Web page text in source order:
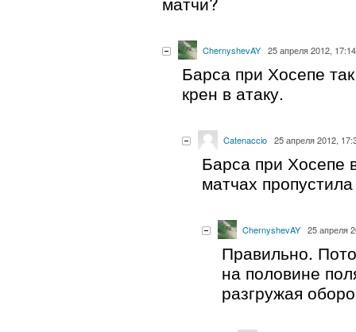
ChernyshevAY 25 апреля 2012, 17:14
Барса при Хосепе
крен в атаку.
Catenaccio 25 апреля 2012,
Барса при Хосепе
матчах
ChernyshevAY 25 апреля
Правильно.
на половине
разгружая